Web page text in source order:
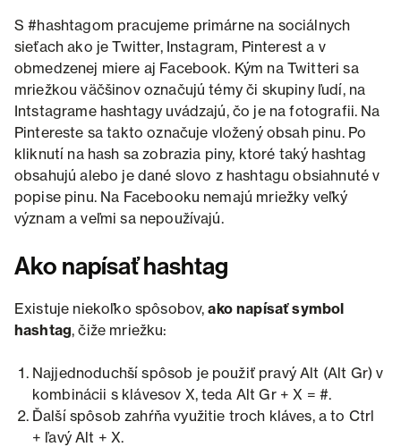
S #hashtagom pracujeme primárne na sociálnych
sieťach ako je Twitter, Instagram, Pinterest a v
obmedzenej miere aj Facebook. Kým na Twitteri sa
mriežkou väčšinov označujú témy či skupiny ľudí, na
Intstagrame hashtagy uvádzajú, čo je na fotografii. Na
Pintereste sa takto označuje vložený obsah pinu. Po
kliknutí na hash sa zobrazia piny, ktoré taký hashtag
obsahujú alebo je dané slovo z hashtagu obsiahnuté v
popise pinu. Na Facebooku nemajú mriežky veľký
význam a veľmi sa nepoužívajú.
Ako napísať hashtag
Existuje niekoľko spôsobov,ako napísať symbol
hashtag, čiže mriežku:
Najjednoduchší spôsob je použiť pravý Alt (Alt Gr) v
kombinácii s klávesov X, teda Alt Gr + X = #.
Ďalší spôsob zahŕňa využitie troch kláves, a to Ctrl
+ ľavý Alt + X.